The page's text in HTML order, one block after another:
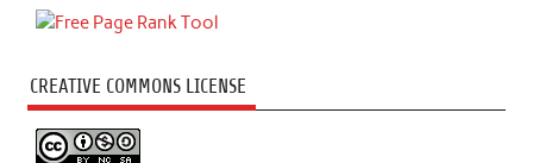
CREATIVE COMMONS LICENSE